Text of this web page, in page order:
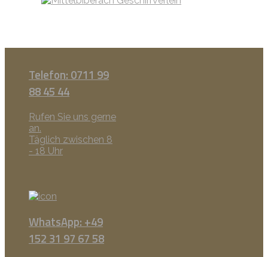
Telefon: 0711 99
88 45 44
Rufen Sie uns gerne
an.
Täglich zwischen 8
- 18 Uhr
WhatsApp: +49
152 31 97 67 58